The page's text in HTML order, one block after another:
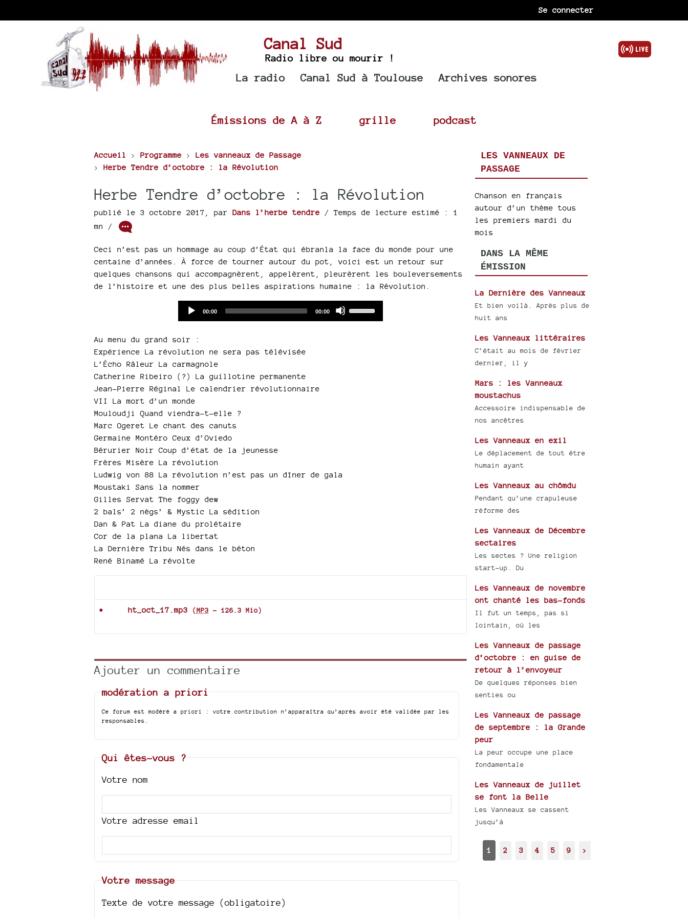
Se connecter
Canal Sud
Radio libre ou mourir !
La radio Canal Sud à Toulouse Archives sonores
Émissions de A à Z grille podcast
Accueil > Programme > Les vanneaux de Passage
> Herbe Tendre d’octobre : la Révolution
Herbe Tendre d’octobre : la Révolution
publié le 3 octobre 2017 par Dans l’herbe tendre / Temps de lecture estimé : 1
mn /
Ceci n’est pas un hommage au coup d’État qui ébranla la face du monde pour une
centaine d’années. À force de tourner autour du pot, voici est un retour sur
quelques chansons qui accompagnèrent, appelèrent, pleurèrent les bouleversements
de l’histoire et une des plus belles aspirations humaine : la Révolution.
Current
00:00
Total
00:00
Au menu du grand soir :
Expérience La révolution ne sera pas télévisée
L’Écho Râleur La carmagnole
Catherine Ribeiro (?) La guillotine permanente
Jean-Pierre Réginal Le calendrier révolutionnaire
VII La mort d’un monde
Mouloudji Quand viendra-t-elle ?
Marc Ogeret Le chant des canuts
Germaine Montéro Ceux d’Oviedo
Bérurier Noir Coup d’état de la jeunesse
Frères Misère La révolution
Ludwig von 88 La révolution n’est pas un dîner de gala
Moustaki Sans la nommer
Gilles Servat The foggy dew
2 bals’ 2 nègs’ & Mystic La sédition
Dan & Pat La diane du prolétaire
Cor de la plana La libertat
La Dernière Tribu Nés dans le béton
René Binamé La révolte
ht_oct_17.mp3 (MP3 - 126.3 Mio)
Ajouter un commentaire
modération a priori
Ce forum est modéré a priori : votre contribution n’apparaîtra qu’après avoir été validée par les
responsables.
Qui êtes-vous ?
Votre nom
Votre adresse email
Votre message
Texte de votre message (obligatoire)
LES VANNEAUX DE
PASSAGE
Chanson en français
autour d’un thème tous
les premiers mardi du
mois
DANS LA MÊME
ÉMISSION
La Dernière des Vanneaux
Et bien voilà. Après plus de
huit ans
Les Vanneaux littéraires
C’était au mois de février
dernier, il y
Mars : les Vanneaux
moustachus
Accessoire indispensable de
nos ancêtres
Les Vanneaux en exil
Le déplacement de tout être
humain ayant
Les Vanneaux au chômdu
Pendant qu’une crapuleuse
réforme des
Les Vanneaux de Décembre
sectaires
Les sectes ? Une religion
start-up. Du
Les Vanneaux de novembre
ont chanté les bas-fonds
Il fut un temps, pas si
lointain, où les
Les Vanneaux de passage
d’octobre : en guise de
retour à l’envoyeur
De quelques réponses bien
senties ou
Les Vanneaux de passage
de septembre : la Grande
peur
La peur occupe une place
fondamentale
Les Vanneaux de juillet
se font la Belle
Les Vanneaux se cassent
jusqu’à
1 2 3 4 5 9 >